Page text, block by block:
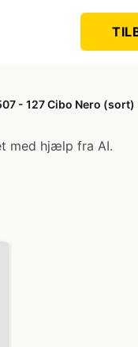
- 127 Cibo Nero
med hjælp fra AI.